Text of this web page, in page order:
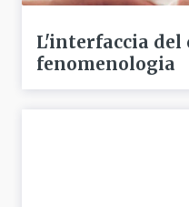
L'interfaccia del
fenomenologia